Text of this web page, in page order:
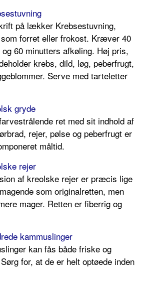
på lækker Krebsestuvning,
forret eller frokost. Kræver 40
60 minutters afkøling. Høj pris,
krebs, dild, løg, peberfrugt,
Serve med tarteletter
gryde
ret med sit indhold af
rejer, pølse og peberfrugt er
måltid.
rejer
af kreolske rejer er præcis lige
som originalretten, men
mager. Retten er fiberrig og
kammuslinger
kan fås både friske og
for, at de er helt optøede inden